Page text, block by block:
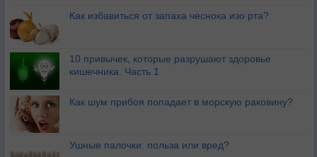
Как избавиться от запаха чеснока изо рта?
10 привычек, которые разрушают здоровье
кишечника. Часть 1
Как шум прибоя попадает в морскую раковину?
Ушные палочки: польза или вред?